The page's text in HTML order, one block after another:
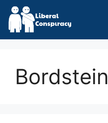
Skip
content
Bordstein